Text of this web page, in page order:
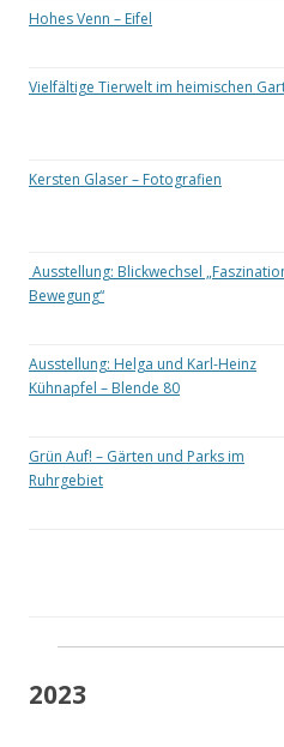
Hohes Venn – Eifel
Vielfältige Tierwelt im heimischen
Kersten Glaser – Fotografien
Ausstellung: Blickwechsel
Bewegung“
Ausstellung: Helga und Karl-Heinz
Kühnapfel – Blende 80
Grün Auf! – Gärten und Parks im
Ruhrgebiet
2023